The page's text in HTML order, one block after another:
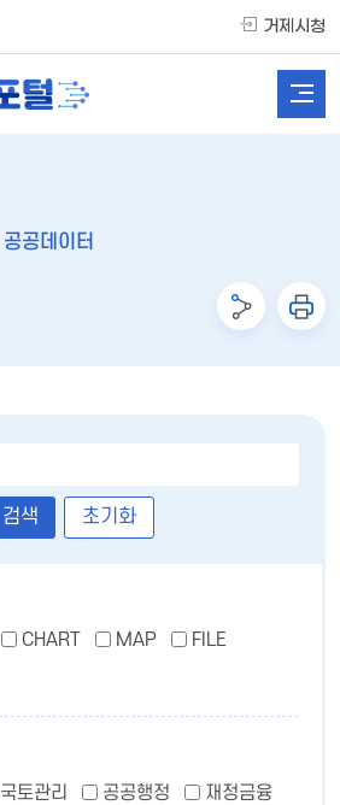
거제시청
공공데이터
초기화
CHART MAP
FILE
국토관리 공공행정
재정금융